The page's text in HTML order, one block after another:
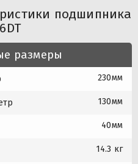
подшипника
размеры
230мм
130мм
40мм
14.3 кг